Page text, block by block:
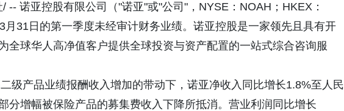
-- 诺亚控股有限公司（"诺亚"或"公司"，NYSE：NOAH；HKEX：
31日的第一季度未经审计财务业绩。诺亚控股是一家领先且具有开
全球华人高净值客户提供全球投资与资产配置的一站式综合咨询服
级产品业绩报酬收入增加的带动下，诺亚净收入同比增长1.8%至人民
分增幅被保险产品的募集费收入下降所抵消。营业利润同比增长